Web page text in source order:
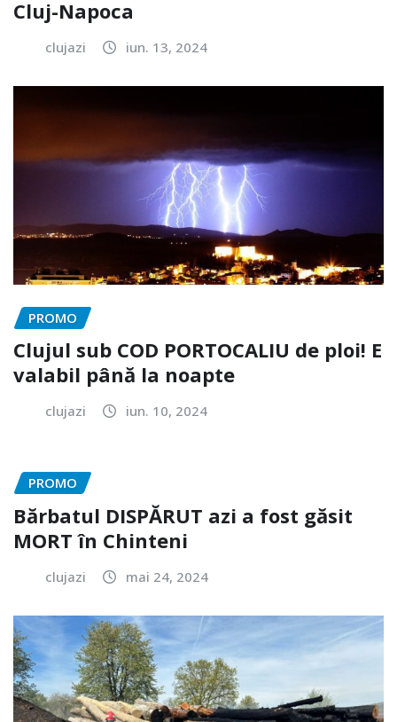
Cluj-Napoca
clujazi iun. 13, 2024
PROMO
Clujul sub COD PORTOCALIU de ploi! E
valabil până la noapte
clujazi iun. 10, 2024
PROMO
Bărbatul DISPĂRUT azi a fost găsit
MORT în Chinteni
clujazi mai 24, 2024